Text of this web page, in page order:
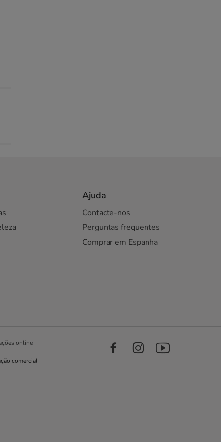
Ajuda
Contacte-nos
Perguntas frequentes
Comprar em Espanha
online
comercial